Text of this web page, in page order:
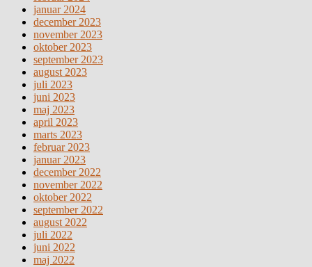
januar 2024
december 2023
november 2023
oktober 2023
september 2023
august 2023
juli 2023
juni 2023
maj 2023
april 2023
marts 2023
februar 2023
januar 2023
december 2022
november 2022
oktober 2022
september 2022
august 2022
juli 2022
juni 2022
maj 2022